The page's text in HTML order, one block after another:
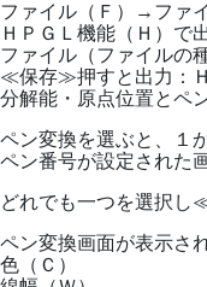
ファイル（Ｆ）→ファ
ＨＰＧＬ機能（Ｈ）で
ファイル（ファイルの
≪保存≫押すと出力：
分解能・原点位置とペ
ペン変換を選ぶと、１
ペン番号が設定された
どれでも一つを選択
ペン変換画面が表示さ
色（Ｃ）